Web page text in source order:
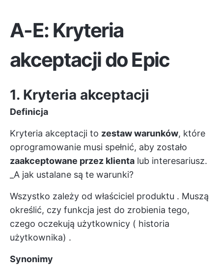
A-E: Kryteria
akceptacji do Epic
1. Kryteria akceptacji
Definicja
Kryteria akceptacji to zestaw warunków, które
oprogramowanie musi spełnić, aby zostało
zaakceptowane przez klienta lub interesariusz.
_A jak ustalane są te warunki?
Wszystko zależy od właściciel produktu . Muszą
określić, czy funkcja jest do zrobienia tego,
czego oczekują użytkownicy ( historia
użytkownika) .
Synonimy